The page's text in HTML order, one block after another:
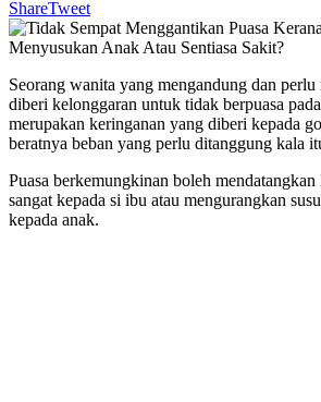
ShareTweet
Seorang wanita yang mengandung dan
diberi kelonggaran untuk tidak berpuasa
merupakan keringanan yang diberi kepada
beratnya beban yang perlu ditanggung kala
Puasa berkemungkinan boleh
sangat kepada si ibu atau mengurangkan
kepada anak.